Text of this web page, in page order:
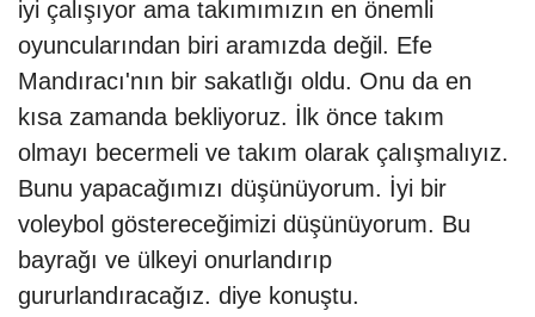
iyi çalışıyor ama takımımızın en önemli
oyuncularından biri aramızda değil. Efe
Mandıracı'nın bir sakatlığı oldu. Onu da en
kısa zamanda bekliyoruz. İlk önce takım
olmayı becermeli ve takım olarak çalışmalıyız.
Bunu yapacağımızı düşünüyorum. İyi bir
voleybol göstereceğimizi düşünüyorum. Bu
bayrağı ve ülkeyi onurlandırıp
gururlandıracağız. diye konuştu.